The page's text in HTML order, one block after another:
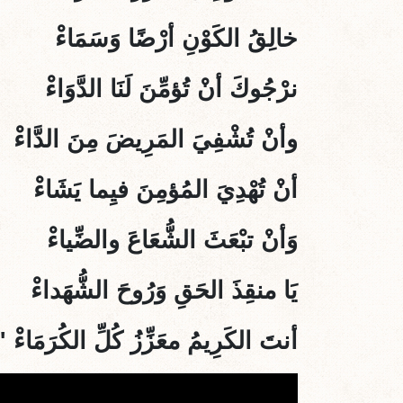
خالِقُ الكَوْنِ أرْضًا وَسَمَاءْ
نرْجُوكَ أنْ تُؤمِّنَ لَنَا الدَّوَاءْ
وأنْ تُشْفِيَ المَرِيضَ مِنَ الدَّاءْ
أنْ تُهْدِيَ المُؤمِنَ فيِما يَشَاءْ
وَأنْ تبْعَثَ الشُّعَاعَ والضِّياءْ
يَا منقِذَ الحَقِ وَرُوحَ الشُّهَداءْ
أنتَ الكَرِيمُ معَزِّزُ كُلِّ الكُرَمَاءْ